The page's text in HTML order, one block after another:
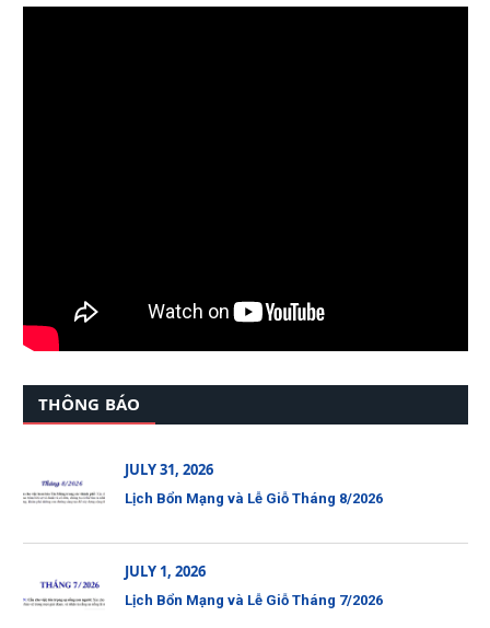
THÔNG BÁO
JULY 31, 2026
Lịch Bổn Mạng và Lễ Giỗ Tháng 8/2026
JULY 1, 2026
Lịch Bổn Mạng và Lễ Giỗ Tháng 7/2026